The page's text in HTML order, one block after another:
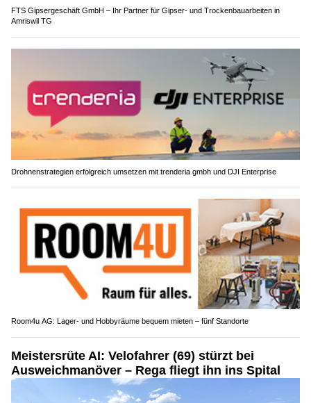
FTS Gipsergeschäft GmbH – Ihr Partner für Gipser- und Trockenbauarbeiten in
Amriswil TG
Drohnenstrategien erfolgreich umsetzen mit trenderia gmbh und DJI Enterprise
Room4u AG: Lager- und Hobbyräume bequem mieten – fünf Standorte
Meistersrüte AI: Velofahrer (69) stürzt bei
Ausweichmanöver – Rega fliegt ihn ins Spital